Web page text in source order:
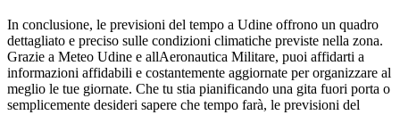
In conclusione, le previsioni del tempo a Udine offrono un quadro
dettagliato e preciso sulle condizioni climatiche previste nella zona.
Grazie a Meteo Udine e allAeronautica Militare, puoi affidarti a
informazioni affidabili e costantemente aggiornate per organizzare al
meglio le tue giornate. Che tu stia pianificando una gita fuori porta o
semplicemente desideri sapere che tempo farà, le previsioni del